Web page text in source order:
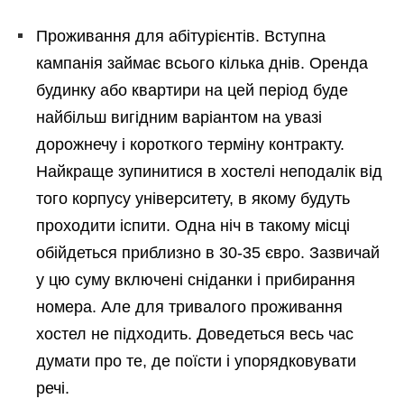
Проживання для абітурієнтів. Вступна
кампанія займає всього кілька днів. Оренда
будинку або квартири на цей період буде
найбільш вигідним варіантом на увазі
дорожнечу і короткого терміну контракту.
Найкраще зупинитися в хостелі неподалік від
того корпусу університету, в якому будуть
проходити іспити. Одна ніч в такому місці
обійдеться приблизно в 30-35 євро. Зазвичай
у цю суму включені сніданки і прибирання
номера. Але для тривалого проживання
хостел не підходить. Доведеться весь час
думати про те, де поїсти і упорядковувати
речі.